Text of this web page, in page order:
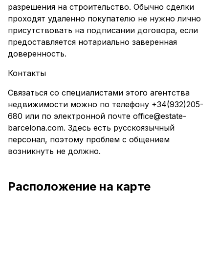
разрешения на строительство. Обычно сделки
проходят удаленно покупателю не нужно лично
присутствовать на подписании договора, если
предоставляется нотариально заверенная
доверенность.
Контакты
Связаться со специалистами этого агентства
недвижимости можно по телефону +34(932)205-
680 или по электронной почте office@estate-
barcelona.com. Здесь есть русскоязычный
персонал, поэтому проблем с общением
возникнуть не должно.
Расположение на карте